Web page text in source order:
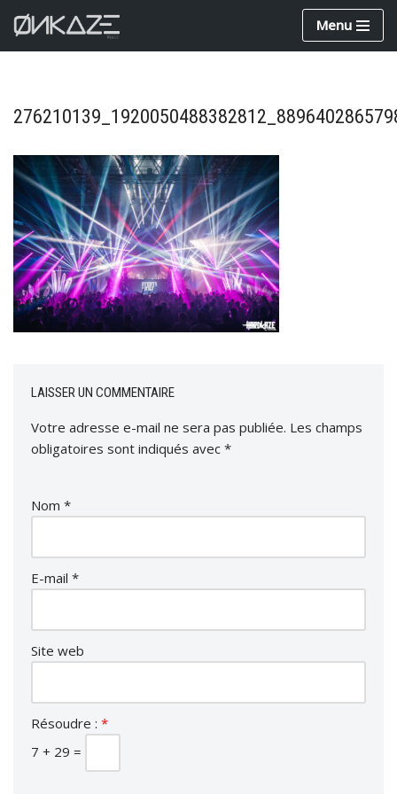
Aller
Menu
LAISSER UN COMMENTAIRE
Votre adresse e-mail ne sera pas publiée. Les champs
obligatoires sont indiqués avec *
Nom *
E-mail *
Site web
Résoudre : *
7 + 29 =